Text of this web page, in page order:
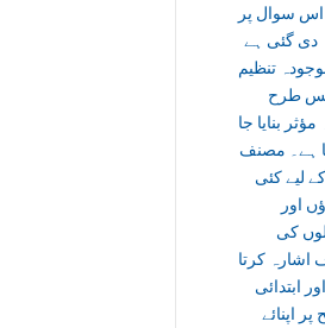
سوال پر
دی گئی ہے
تنظیم
طرح
مؤثر بنایا جا
ہے۔ مصنف
لیے کئی
اور
کی
کرتا
ابتدائی
اپنائے